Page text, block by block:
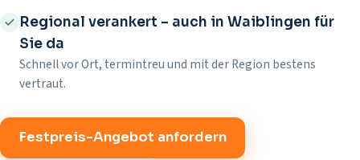
Regional verankert – auch in Waiblingen für
Sie da
Schnell vor Ort, termintreu und mit der Region bestens
vertraut.
Festpreis-Angebot anfordern